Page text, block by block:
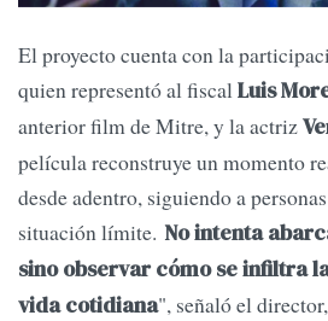
El proyecto cuenta con la
quien representó al fiscal Luis
anterior film de Mitre, y la actriz
película reconstruye un momento
desde adentro, siguiendo a
situación límite. No intenta
sino observar cómo se infiltra
vida cotidiana", señaló el